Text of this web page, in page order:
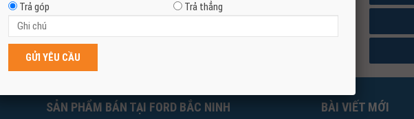
SẢN PHẨM BÁN TẠI FORD BẮC NINH BÀI VIẾT MỚI
Trả góp
Trả thẳng